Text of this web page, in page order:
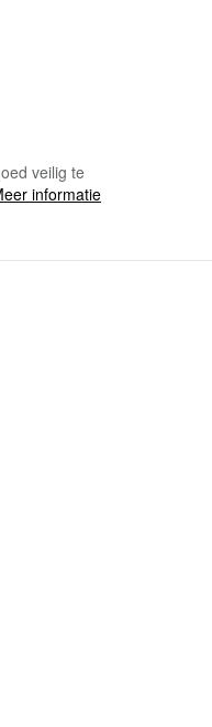
veilig te
informatie